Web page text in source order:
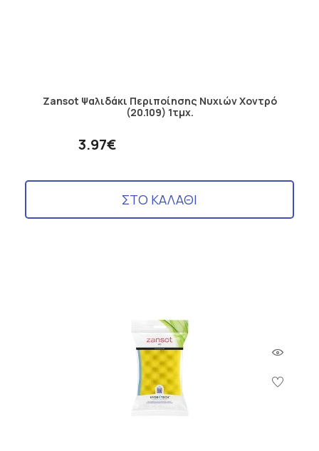
Zansot Ψαλιδάκι Περιποίησης Νυχιών Χοντρό
(20.109) 1τμχ.
3.97€
ΣΤΟ ΚΑΛΑΘΙ